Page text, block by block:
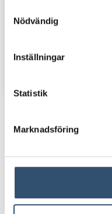
Nödvändig
Inställningar
Statistik
Marknadsföring
Beställ